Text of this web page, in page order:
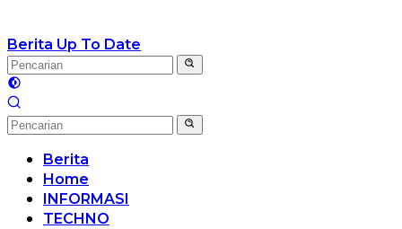
Berita Up To Date
Berita
Home
INFORMASI
TECHNO